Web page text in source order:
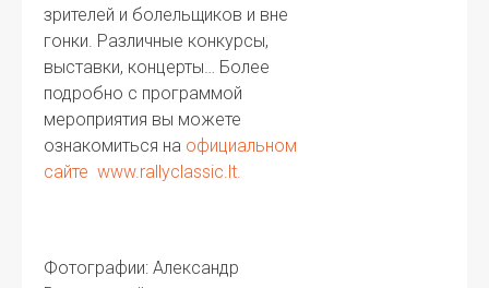
зрителей и болельщиков и вне
гонки. Различные конкурсы,
выставки, концерты… Более
подробно с программой
мероприятия вы можете
ознакомиться на официальном
сайте www.rallyclassic.lt.
Фотографии: Александр